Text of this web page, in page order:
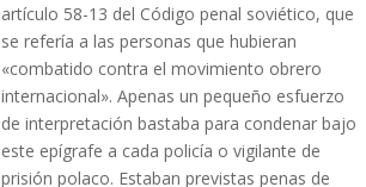
artículo 58-13 del Código penal soviético, que
se refería a las personas que hubieran
«combatido contra el movimiento obrero
internacional». Apenas un pequeño esfuerzo
de interpretación bastaba para condenar bajo
este epígrafe a cada policía o vigilante de
prisión polaco. Estaban previstas penas de